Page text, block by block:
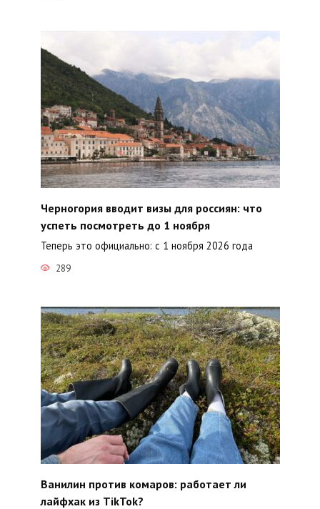
Черногория вводит визы для россиян: что
успеть посмотреть до 1 ноября
Теперь это официально: с 1 ноября 2026 года
289
Ванилин против комаров: работает ли
лайфхак из TikTok?